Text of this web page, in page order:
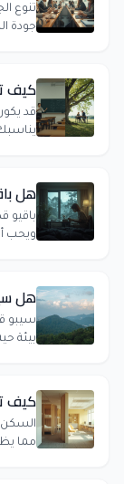
تنوع
جودة
كيف
قد
هل
باقيو
ويحب
هل
سيبو
بيئة
كيف
السكن
مما